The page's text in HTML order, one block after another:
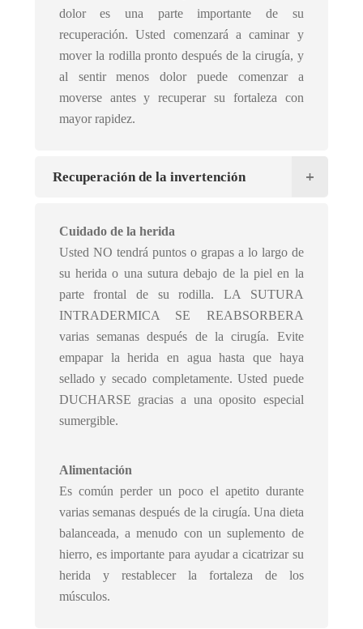
dolor es una parte importante de su
recuperación. Usted comenzará a caminar y
mover la rodilla pronto después de la cirugía, y
al sentir menos dolor puede comenzar a
moverse antes y recuperar su fortaleza con
mayor rapidez.
Recuperación de la invertención
Cuidado de la herida
Usted NO tendrá puntos o grapas a lo largo de
su herida o una sutura debajo de la piel en la
parte frontal de su rodilla. LA SUTURA
INTRADERMICA SE REABSORBERA
varias semanas después de la cirugía. Evite
empapar la herida en agua hasta que haya
sellado y secado completamente. Usted puede
DUCHARSE gracias a una oposito especial
sumergible.
Alimentación
Es común perder un poco el apetito durante
varias semanas después de la cirugía. Una dieta
balanceada, a menudo con un suplemento de
hierro, es importante para ayudar a cicatrizar su
herida y restablecer la fortaleza de los
músculos.